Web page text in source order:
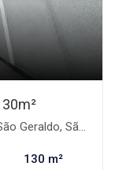
São Paulo-SP
130 m²